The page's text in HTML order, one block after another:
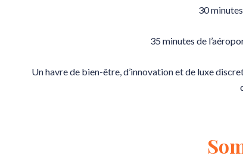
30
35 minutes de
Un havre de bien-être, d’innovation et de luxe